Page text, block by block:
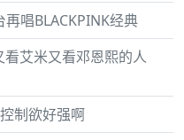
唱BLACKPINK经典
艾米又看邓恩熙的人
制欲好强啊